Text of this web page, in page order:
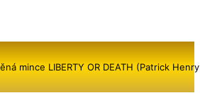
mince LIBERTY OR DEATH (Patrick